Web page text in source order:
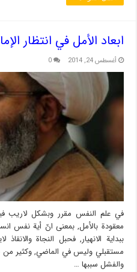
ابعاد الأمل في انتظار
أغسطس 24, 2014 0
في علم النفس مقرر وبشكل لاريب
معقودة بالأمل, بمعنى انّ أية نفس
ببداية الانهيار, فحبل النجاة
مستقبلي وليس في الماضي, وكثير من
والفشل سببها …